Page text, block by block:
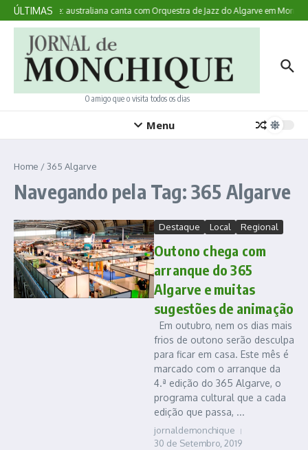
Ir para o conteúdo
ÚLTIMAS
Aqui Acontece: australiana canta com Orquestra de Jazz do Algarve em
O amigo que o visita todos os dias
Menu
Home / 365 Algarve
Navegando pela Tag: 365 Algarve
Destaque Local Regional
Outono chega com
arranque do 365
Algarve e muitas
sugestões de animação
Em outubro, nem os dias mais
frios de outono serão desculpa
para ficar em casa. Este mês é
marcado com o arranque da
4.ª edição do 365 Algarve, o
programa cultural que a cada
edição que passa, ...
jornaldemonchique
30 de Setembro, 2019